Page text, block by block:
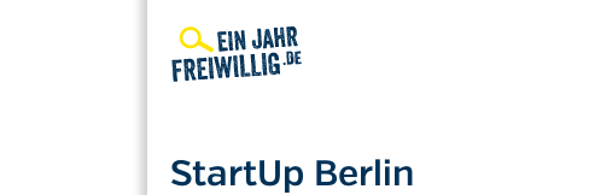
StartUp Berlin